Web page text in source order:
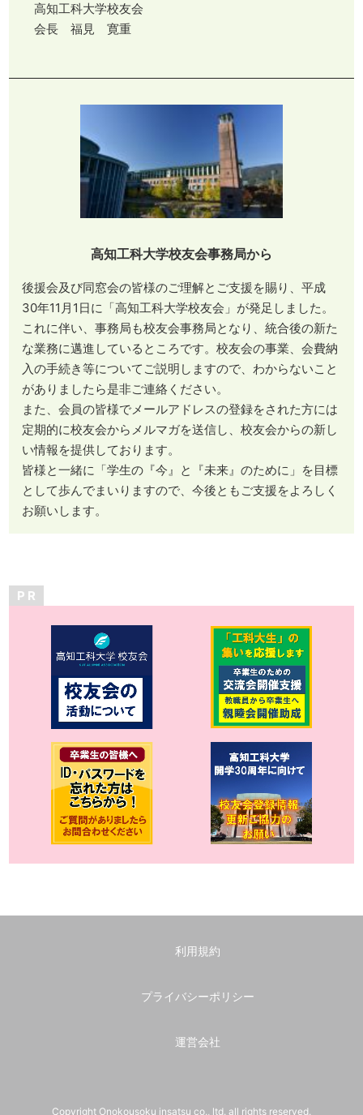
高知工科大学校友会
会長 福見 寛重
高知工科大学校友会事務局から
後援会及び同窓会の皆様のご理解とご支援を賜り、平成
30年11月1日に「高知工科大学校友会」が発足しました。
これに伴い、事務局も校友会事務局となり、統合後の新た
な業務に邁進しているところです。校友会の事業、会費納
入の手続き等についてご説明しますので、わからないこと
がありましたら是非ご連絡ください。
また、会員の皆様でメールアドレスの登録をされた方には
定期的に校友会からメルマガを送信し、校友会からの新し
い情報を提供しております。
皆様と一緒に「学生の『今』と『未来』のために」を目標
として歩んでまいりますので、今後ともご支援をよろしく
お願いします。
P R
利用規約
プライバシーポリシー
運営会社
Copyright Onokousoku insatsu co., ltd. all rights reserved.